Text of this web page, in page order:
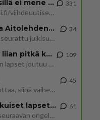
Martinan bisneksillä ei mene hyvin
https://www.iltalehti.fi/viihdeuutiset/a/c46da6ab-340f-4790-aaa7-0865eed2336 Yrityksen konkurssihakemus on tullut kärä
331
Tiesitkö? Martina Aitolehden isäpuoli on tämä suosittu laulaja
Martina Aitolehti on seurattu julkisuuden henkilö. Lähipiiriin mahtuu muitakin tunnettuja henkilöitä. Tiesitkö, että Ma
34
2 km on nykyään liian pitkä koulumatka
Hesarissa päivitellään lapset joutuu nyt kulkemaan 2 km kouluun jösses. Ruostefillarilla tuo matka menee vaikka miten äk
109
Mutta mies vain tuijottaa, siinä vaiheessa käännän itse pään pois. Mikä juttu? Yleensä jos joku tuijottaa tai katsoo, hä
45
Uusioperheen aikuiset lapset tyhjentää jääkaapin käydessään
Miten selvittäisitte seuraavan ongelman, meillä on uusioperhe, minulla teini-ikäiset lapset ja puolisolla aikuiset, jotk
61